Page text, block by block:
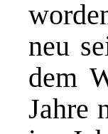
neu
dem
Jahre